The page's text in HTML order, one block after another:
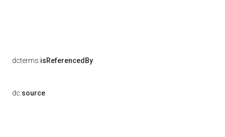
dcterms:isReferencedBy
dc:source